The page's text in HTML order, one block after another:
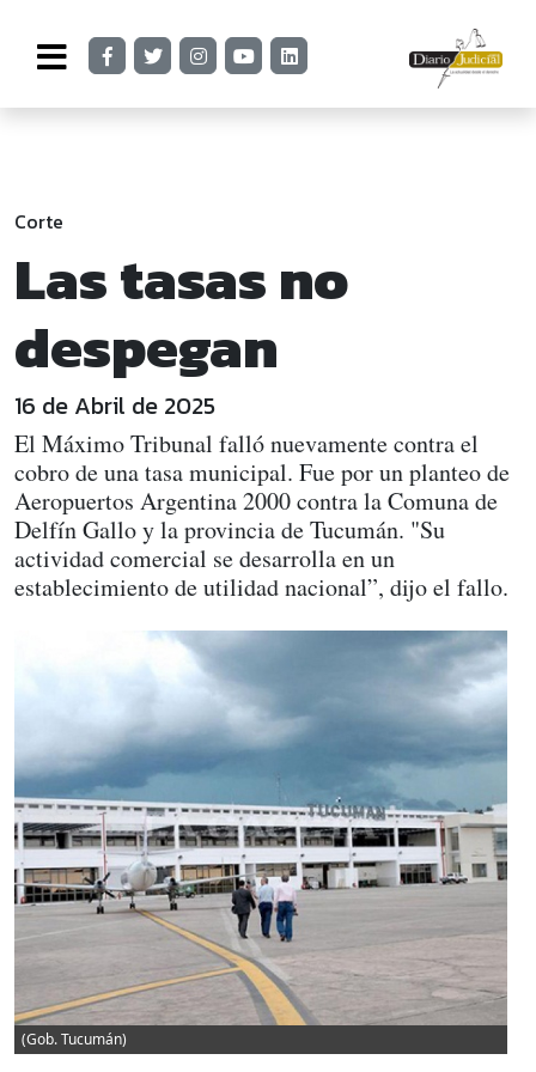
Corte
Las tasas no
despegan
16 de Abril de 2025
El Máximo Tribunal falló nuevamente contra el
cobro de una tasa municipal. Fue por un planteo de
Aeropuertos Argentina 2000 contra la Comuna de
Delfín Gallo y la provincia de Tucumán. "Su
actividad comercial se desarrolla en un
establecimiento de utilidad nacional”, dijo el fallo.
(Gob. Tucumán)